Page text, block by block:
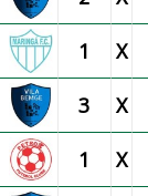
1 X
3 X
1 X